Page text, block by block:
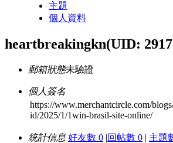
主題
個人資料
heartbreakingkn(UID:
郵箱狀態未驗證
個人簽名
https://www.merchantcircle.com/
id/2025/1/1win-brasil-site-online/
統計信息 好友數 0 |回帖數 0 | 主題